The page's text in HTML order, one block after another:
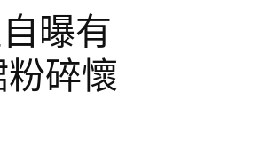
曝有
碎懷